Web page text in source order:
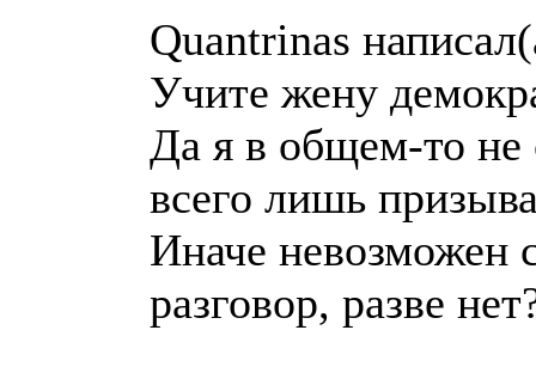
Quantrinas
Учите жену
Да я в общем-то не
всего лишь
Иначе невозможен
разговор, разве